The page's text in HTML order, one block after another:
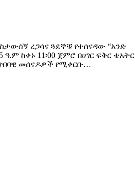
ረጋሳና ጓደኞቹ የተሰናዳው “አንድ
ዓ.ም ከቀኑ 11፡00 ጀምሮ በሀገር ፍቅር ቴአትር
መሰናዶዎች የሚቀርቡ…